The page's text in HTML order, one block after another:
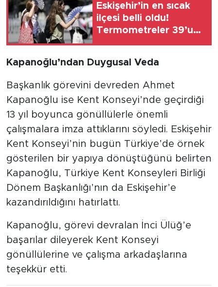
Eskişehir’in en sıcak
ilçesi belli oldu!
Termometreler 39’u
Kapanoğlu’ndan Duygusal Veda
Başkanlık görevini devreden Ahmet
Kapanoğlu ise Kent Konseyi’nde geçirdiği
13 yıl boyunca gönüllülerle önemli
çalışmalara imza attıklarını söyledi. Eskişehir
Kent Konseyi’nin bugün Türkiye’de örnek
gösterilen bir yapıya dönüştüğünü belirten
Kapanoğlu, Türkiye Kent Konseyleri Birliği
Dönem Başkanlığı’nın da Eskişehir’e
kazandırıldığını hatırlattı.
Kapanoğlu, görevi devralan İnci Ülüğ’e
başarılar dileyerek Kent Konseyi
gönüllülerine ve çalışma arkadaşlarına
teşekkür etti.